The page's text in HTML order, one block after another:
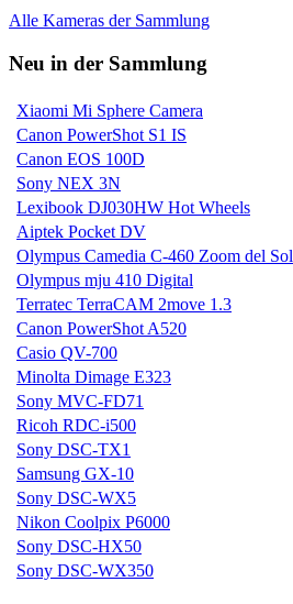
Alle Kameras der Sammlung
Neu in der Sammlung
Xiaomi Mi Sphere Camera
Canon PowerShot S1 IS
Canon EOS 100D
Sony NEX 3N
Lexibook DJ030HW Hot Wheels
Aiptek Pocket DV
Olympus Camedia C-460 Zoom del Sol
Olympus mju 410 Digital
Terratec TerraCAM 2move 1.3
Canon PowerShot A520
Casio QV-700
Minolta Dimage E323
Sony MVC-FD71
Ricoh RDC-i500
Sony DSC-TX1
Samsung GX-10
Sony DSC-WX5
Nikon Coolpix P6000
Sony DSC-HX50
Sony DSC-WX350